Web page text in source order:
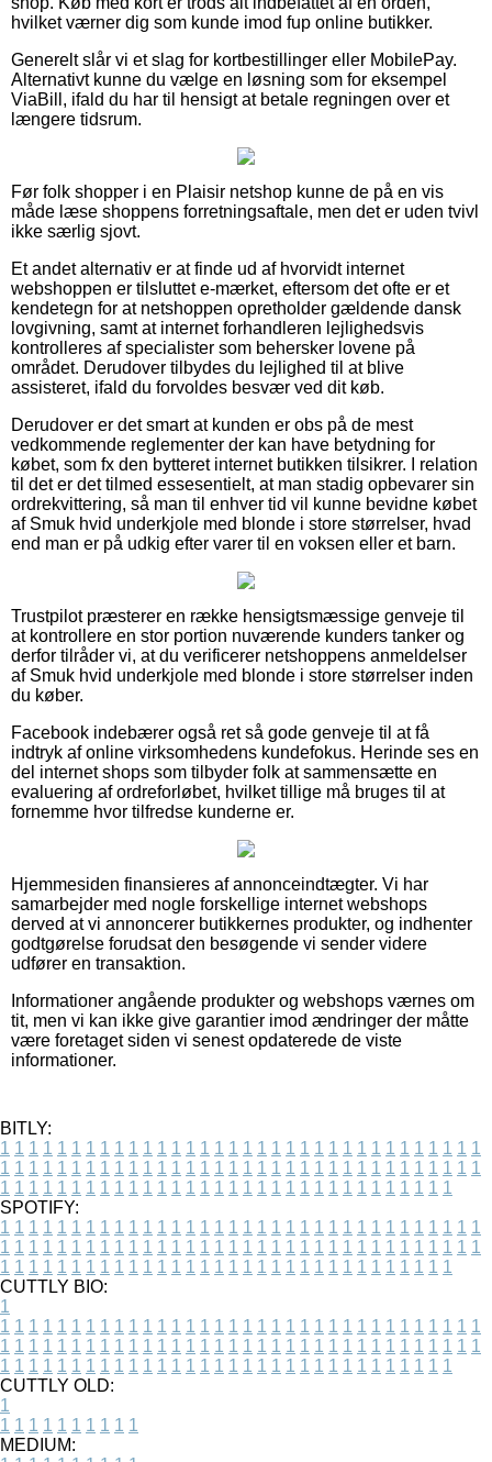
hvilket værner dig som kunde imod fup online butikker.
Generelt slår vi et slag for kortbestillinger eller MobilePay.
Alternativt kunne du vælge en løsning som for eksempel
ViaBill, ifald du har til hensigt at betale regningen over et
længere tidsrum.
Før folk shopper i en Plaisir netshop kunne de på en vis
måde læse shoppens forretningsaftale, men det er uden tvivl
ikke særlig sjovt.
Et andet alternativ er at finde ud af hvorvidt internet
webshoppen er tilsluttet e-mærket, eftersom det ofte er et
kendetegn for at netshoppen opretholder gældende dansk
lovgivning, samt at internet forhandleren lejlighedsvis
kontrolleres af specialister som behersker lovene på
området. Derudover tilbydes du lejlighed til at blive
assisteret, ifald du forvoldes besvær ved dit køb.
Derudover er det smart at kunden er obs på de mest
vedkommende reglementer der kan have betydning for
købet, som fx den bytteret internet butikken tilsikrer. I relation
til det er det tilmed essesentielt, at man stadig opbevarer sin
ordrekvittering, så man til enhver tid vil kunne bevidne købet
af Smuk hvid underkjole med blonde i store størrelser, hvad
end man er på udkig efter varer til en voksen eller et barn.
Trustpilot præsterer en række hensigtsmæssige genveje til
at kontrollere en stor portion nuværende kunders tanker og
derfor tilråder vi, at du verificerer netshoppens anmeldelser
af Smuk hvid underkjole med blonde i store størrelser inden
du køber.
Facebook indebærer også ret så gode genveje til at få
indtryk af online virksomhedens kundefokus. Herinde ses en
del internet shops som tilbyder folk at sammensætte en
evaluering af ordreforløbet, hvilket tillige må bruges til at
fornemme hvor tilfredse kunderne er.
Hjemmesiden finansieres af annonceindtægter. Vi har
samarbejder med nogle forskellige internet webshops
derved at vi annoncerer butikkernes produkter, og indhenter
godtgørelse forudsat den besøgende vi sender videre
udfører en transaktion.
Informationer angående produkter og webshops værnes om
tit, men vi kan ikke give garantier imod ændringer der måtte
være foretaget siden vi senest opdaterede de viste
informationer.
BITLY:
1 1 1 1 1 1 1 1 1 1 1 1 1 1 1 1 1 1 1 1 1 1 1 1 1 1 1 1 1 1 1 1 1 1
1 1 1 1 1 1 1 1 1 1 1 1 1 1 1 1 1 1 1 1 1 1 1 1 1 1 1 1 1 1 1 1 1 1
1 1 1 1 1 1 1 1 1 1 1 1 1 1 1 1 1 1 1 1 1 1 1 1 1 1 1 1 1 1 1 1
SPOTIFY:
1 1 1 1 1 1 1 1 1 1 1 1 1 1 1 1 1 1 1 1 1 1 1 1 1 1 1 1 1 1 1 1 1 1
1 1 1 1 1 1 1 1 1 1 1 1 1 1 1 1 1 1 1 1 1 1 1 1 1 1 1 1 1 1 1 1 1 1
1 1 1 1 1 1 1 1 1 1 1 1 1 1 1 1 1 1 1 1 1 1 1 1 1 1 1 1 1 1 1 1
CUTTLY BIO:
1
1 1 1 1 1 1 1 1 1 1 1 1 1 1 1 1 1 1 1 1 1 1 1 1 1 1 1 1 1 1 1 1 1 1
1 1 1 1 1 1 1 1 1 1 1 1 1 1 1 1 1 1 1 1 1 1 1 1 1 1 1 1 1 1 1 1 1 1
1 1 1 1 1 1 1 1 1 1 1 1 1 1 1 1 1 1 1 1 1 1 1 1 1 1 1 1 1 1 1 1
CUTTLY OLD:
1
1 1 1 1 1 1 1 1 1 1
MEDIUM: